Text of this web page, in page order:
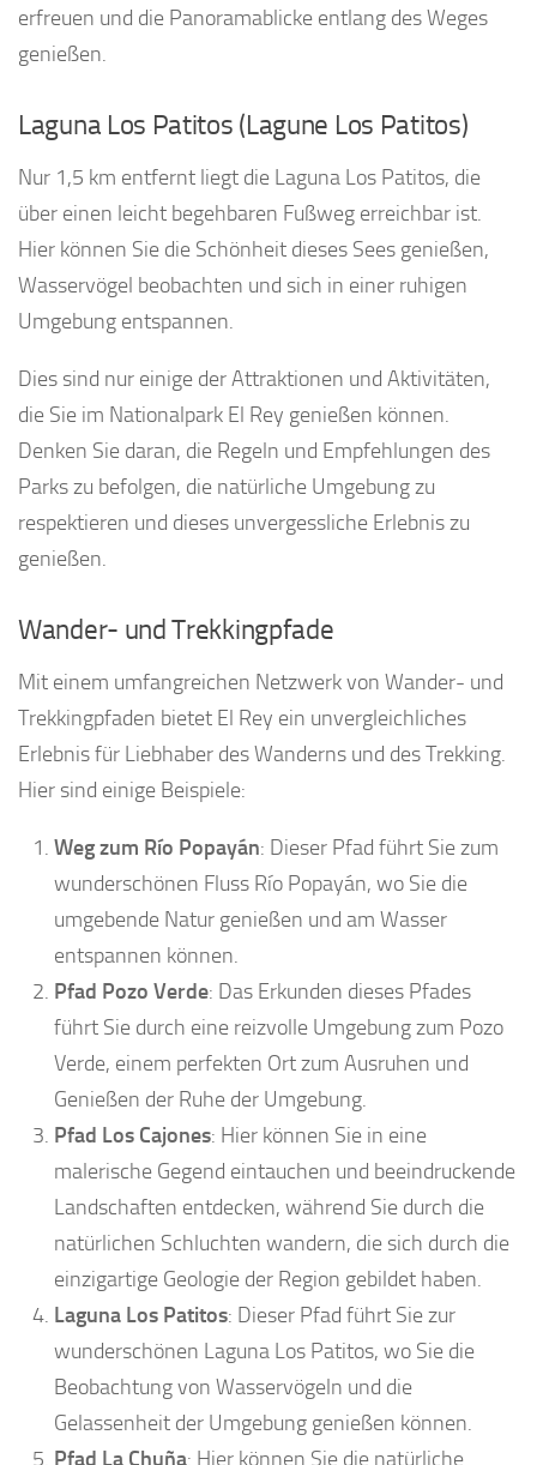
erfreuen und die Panoramablicke entlang des Weges
genießen.
Laguna Los Patitos (Lagune Los Patitos)
Nur 1,5 km entfernt liegt die Laguna Los Patitos, die
über einen leicht begehbaren Fußweg erreichbar ist.
Hier können Sie die Schönheit dieses Sees genießen,
Wasservögel beobachten und sich in einer ruhigen
Umgebung entspannen.
Dies sind nur einige der Attraktionen und Aktivitäten,
die Sie im Nationalpark El Rey genießen können.
Denken Sie daran, die Regeln und Empfehlungen des
Parks zu befolgen, die natürliche Umgebung zu
respektieren und dieses unvergessliche Erlebnis zu
genießen.
Wander- und Trekkingpfade
Mit einem umfangreichen Netzwerk von Wander- und
Trekkingpfaden bietet El Rey ein unvergleichliches
Erlebnis für Liebhaber des Wanderns und des Trekking.
Hier sind einige Beispiele:
Weg zum Río Popayán: Dieser Pfad führt Sie zum
wunderschönen Fluss Río Popayán, wo Sie die
umgebende Natur genießen und am Wasser
entspannen können.
Pfad Pozo Verde: Das Erkunden dieses Pfades
führt Sie durch eine reizvolle Umgebung zum Pozo
Verde, einem perfekten Ort zum Ausruhen und
Genießen der Ruhe der Umgebung.
Pfad Los Cajones: Hier können Sie in eine
malerische Gegend eintauchen und beeindruckende
Landschaften entdecken, während Sie durch die
natürlichen Schluchten wandern, die sich durch die
einzigartige Geologie der Region gebildet haben.
Laguna Los Patitos: Dieser Pfad führt Sie zur
wunderschönen Laguna Los Patitos, wo Sie die
Beobachtung von Wasservögeln und die
Gelassenheit der Umgebung genießen können.
Pfad La Chuña: Hier können Sie die natürliche